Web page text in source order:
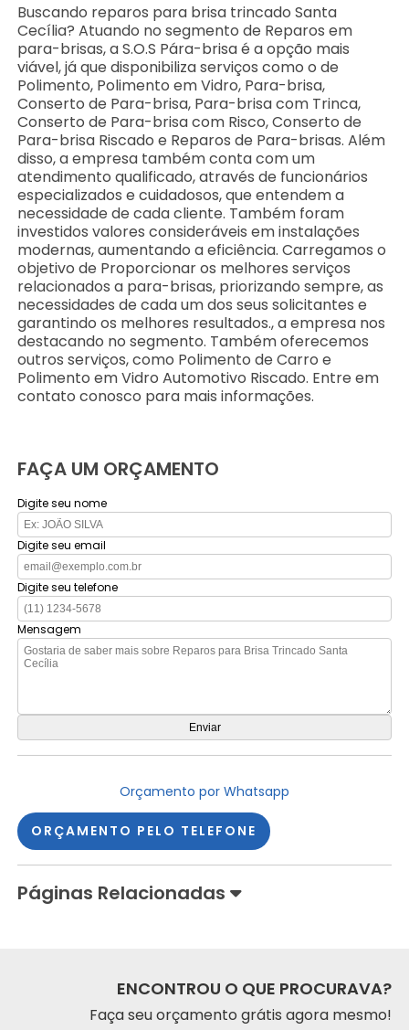
Buscando reparos para brisa trincado Santa
Cecília? Atuando no segmento de Reparos em
para-brisas, a S.O.S Pára-brisa é a opção mais
viável, já que disponibiliza serviços como o de
Polimento, Polimento em Vidro, Para-brisa,
Conserto de Para-brisa, Para-brisa com Trinca,
Conserto de Para-brisa com Risco, Conserto de
Para-brisa Riscado e Reparos de Para-brisas. Além
disso, a empresa também conta com um
atendimento qualificado, através de funcionários
especializados e cuidadosos, que entendem a
necessidade de cada cliente. Também foram
investidos valores consideráveis em instalações
modernas, aumentando a eficiência. Carregamos o
objetivo de Proporcionar os melhores serviços
relacionados a para-brisas, priorizando sempre, as
necessidades de cada um dos seus solicitantes e
garantindo os melhores resultados., a empresa nos
destacando no segmento. Também oferecemos
outros serviços, como Polimento de Carro e
Polimento em Vidro Automotivo Riscado. Entre em
contato conosco para mais informações.
FAÇA UM ORÇAMENTO
Digite seu nome
Digite seu email
Digite seu telefone
Mensagem
Orçamento por Whatsapp
ORÇAMENTO PELO TELEFONE
Páginas Relacionadas
ENCONTROU O QUE PROCURAVA?
Faça seu orçamento grátis agora mesmo!